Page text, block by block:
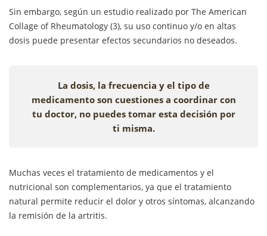
Sin embargo, según un estudio realizado por The American
Collage of Rheumatology (3), su uso continuo y/o en altas
dosis puede presentar efectos secundarios no deseados.
La dosis, la frecuencia y el tipo de
medicamento son cuestiones a coordinar con
tu doctor, no puedes tomar esta decisión por
ti misma.
Muchas veces el tratamiento de medicamentos y el
nutricional son complementarios, ya que el tratamiento
natural permite reducir el dolor y otros síntomas, alcanzando
la remisión de la artritis.